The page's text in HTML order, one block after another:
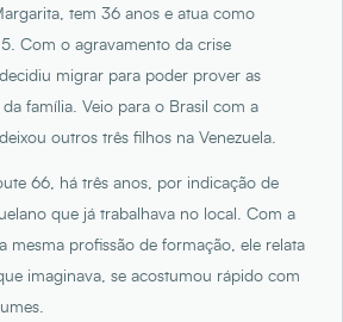
tem 36 anos e atua como
Com o agravamento da crise
migrar para poder prover as
da família. Veio para o Brasil com a
outros três filhos na Venezuela.
66, há três anos, por indicação de
que já trabalhava no local. Com a
mesma profissão de formação, ele relata
imaginava, se acostumou rápido com